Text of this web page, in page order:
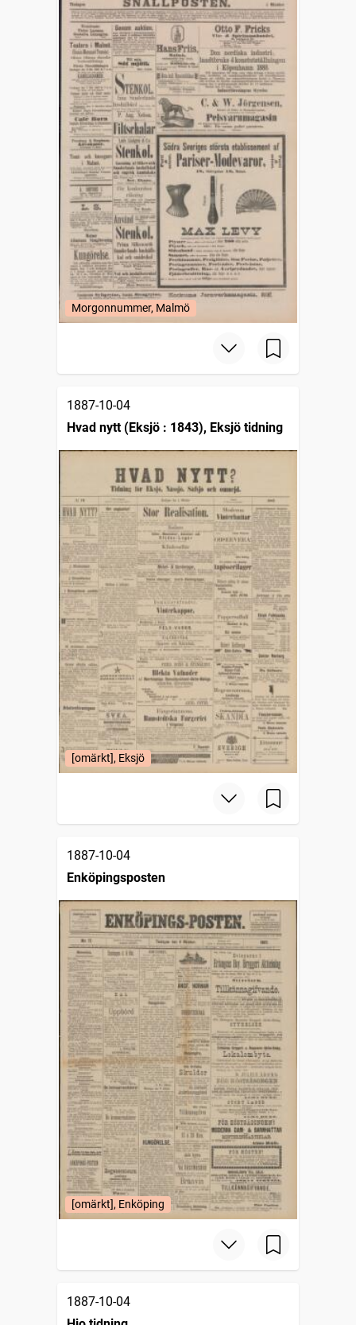
Morgonnummer, Malmö
1887-10-04
Hvad nytt (Eksjö : 1843), Eksjö tidning
[omärkt], Eksjö
1887-10-04
Enköpingsposten
[omärkt], Enköping
1887-10-04